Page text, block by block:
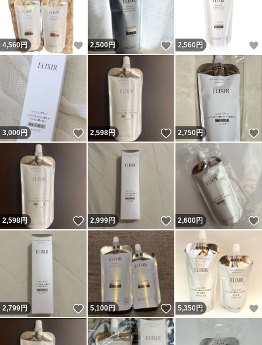
4,560円 いいね！
2,500円 いいね！
2,560 円
3,000円 いいね！
2,598円 いいね！
2,750円
2,598円 いいね！
2,999円 いいね！
2,600円
2,799円 いいね！
5,100円 いいね！
5,350円